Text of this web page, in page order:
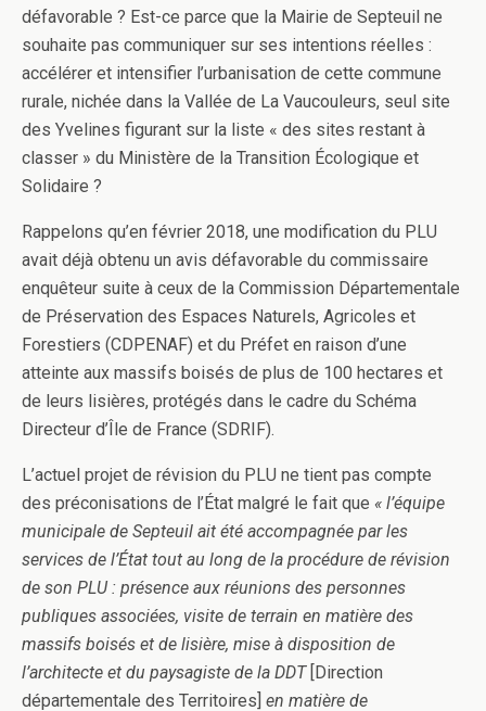
défavorable ? Est-ce parce que la Mairie de Septeuil ne
souhaite pas communiquer sur ses intentions réelles :
accélérer et intensifier l’urbanisation de cette commune
rurale, nichée dans la Vallée de La Vaucouleurs, seul site
des Yvelines figurant sur la liste « des sites restant à
classer » du Ministère de la Transition Écologique et
Solidaire ?
Rappelons qu’en février 2018, une modification du PLU
avait déjà obtenu un avis défavorable du commissaire
enquêteur suite à ceux de la Commission Départementale
de Préservation des Espaces Naturels, Agricoles et
Forestiers (CDPENAF) et du Préfet en raison d’une
atteinte aux massifs boisés de plus de 100 hectares et
de leurs lisières, protégés dans le cadre du Schéma
Directeur d’Île de France (SDRIF).
L’actuel projet de révision du PLU ne tient pas compte
des préconisations de l’État malgré le fait que « l’équipe
municipale de Septeuil ait été accompagnée par les
services de l’État tout au long de la procédure de révision
de son PLU : présence aux réunions des personnes
publiques associées, visite de terrain en matière des
massifs boisés et de lisière, mise à disposition de
l’architecte et du paysagiste de la DDT [Direction
départementale des Territoires] en matière de